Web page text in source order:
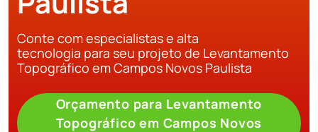
Conte com especialistas e alta
tecnologia para seu projeto de Levantamento
Topográfico em Campos Novos Paulista
Orçamento para Levantamento
Topográfico em Campos Novos